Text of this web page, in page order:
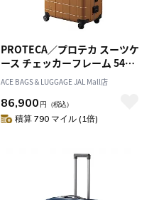
PROTECA／プロテカ スーツケ
ース チェッカーフレーム 54リ
ットル フレームタイプ 00142
ACE BAGS＆LUGGAGE JAL Mall店
86,900 円 （税込）
積算 790 マイル (1倍)